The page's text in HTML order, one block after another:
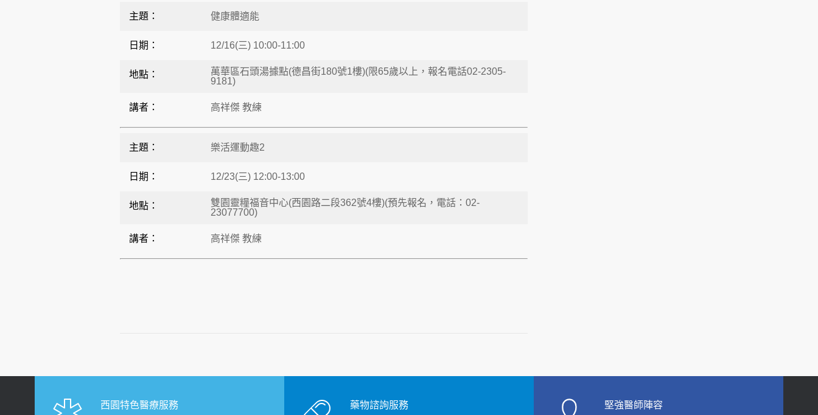
主題： 健康體適能
日期： 12/16(三) 10:00-11:00
地點：
萬華區石頭湯據點(德昌街180號1樓)(限65歲以上，報名電話02-2305-
9181)
講者： 高祥傑 教練
主題： 樂活運動趣2
日期： 12/23(三) 12:00-13:00
地點：
雙園靈糧福音中心(西園路二段362號4樓)(預先報名，電話：02-
23077700)
講者： 高祥傑 教練
2026-01-30
西園特色醫療服務 藥物諮詢服務 堅強醫師陣容